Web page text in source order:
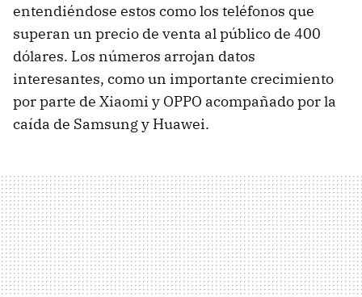
entendiéndose estos como los teléfonos que
superan un precio de venta al público de 400
dólares. Los números arrojan datos
interesantes, como un importante crecimiento
por parte de Xiaomi y OPPO acompañado por la
caída de Samsung y Huawei.